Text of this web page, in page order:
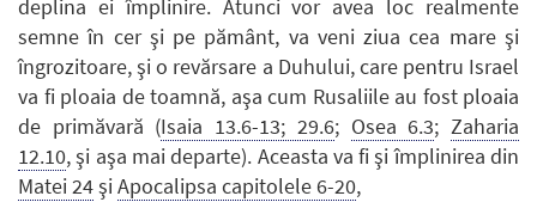
deplina ei împlinire. Atunci vor avea loc realmente
semne în cer şi pe pământ, va veni ziua cea mare şi
îngrozitoare, şi o revărsare a Duhului, care pentru Israel
va fi ploaia de toamnă, aşa cum Rusaliile au fost ploaia
de primăvară (Isaia 13.6-13; 29.6; Osea 6.3;Zaharia
12.10, şi aşa mai departe). Aceasta va fi şi împlinirea din
Matei 24şiApocalipsa capitolele 6-20,